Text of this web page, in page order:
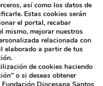
DIOCESANA
RIGHT RESERVED
así como los datos de
Estas cookies serán
el portal, recabar
mismo, mejorar nuestros
relacionada con
elaborado a partir de tus
de cookies haciendo
o si deseas obtener